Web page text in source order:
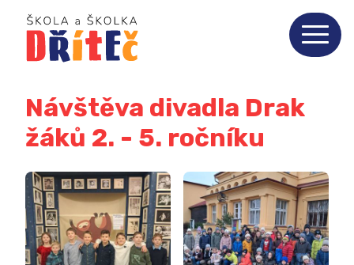
Návštěva divadla Drak
žáků 2. - 5. ročníku